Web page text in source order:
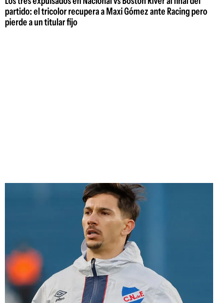
partido: el tricolor recupera a Maxi Gómez ante Racing pero
pierde a un titular fijo